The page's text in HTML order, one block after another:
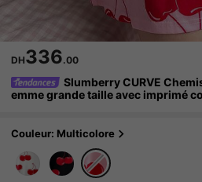
DH336.00
Slumberry CURVE
emme grande taille avec imprimé
Couleur: Multicolore